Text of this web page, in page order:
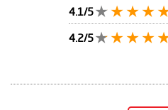
4.1/5
4.2/5